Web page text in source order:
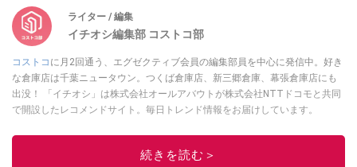
ライター / 編集
イチオシ編集部 コストコ部
コストコ に月2回通う、エグゼクティブ会員の編集部員を中心に発信中。好き
な倉庫店は千葉ニュータウン。つくば倉庫店、新三郷倉庫、幕張倉庫店にも
出没！ 「イチオシ」は株式会社オールアバウトが株式会社NTTドコモと共同
で開設したレコメンドサイト。毎日トレンド情報をお届けしています。
このイチオシストの他の記事を読む
続きを読む＞